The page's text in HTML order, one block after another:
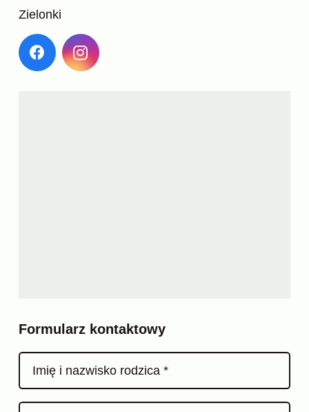
Zielonki
Formularz kontaktowy
Imię i nazwisko rodzica *